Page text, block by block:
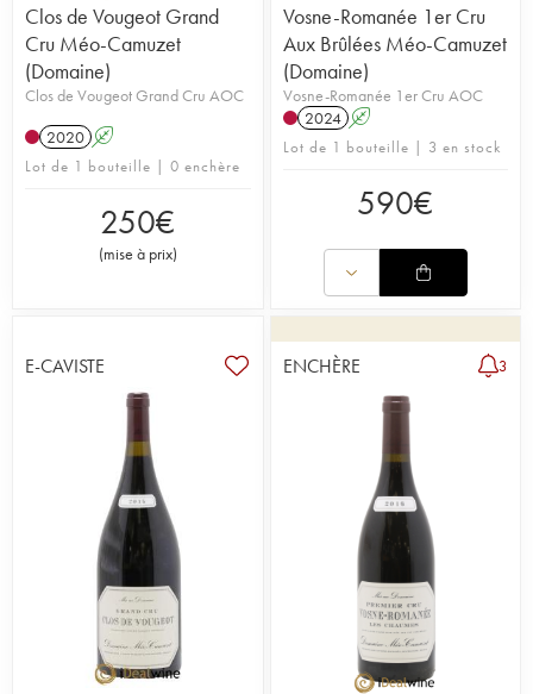
Clos de Vougeot Grand
Cru Méo-Camuzet
(Domaine)
Clos de Vougeot Grand Cru AOC
2020 A
Lot de 1 bouteille | 0 enchère
250€
(mise à prix)
Vosne-Romanée 1er Cru
Aux Brûlées Méo-Camuzet
(Domaine)
Vosne-Romanée 1er Cru AOC
2024 A
Lot de 1 bouteille | 3 en stock
590€
E-CAVISTE ENCHÈRE 3